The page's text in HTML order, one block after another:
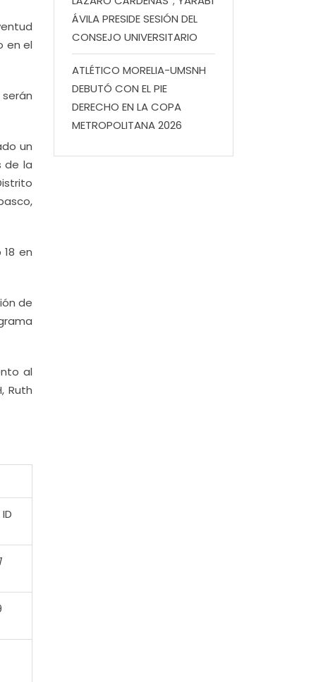
en el
un
de la
en
de
al
Ruth
ÁVILA PRESIDE SESIÓN DEL
CONSEJO UNIVERSITARIO
ATLÉTICO MORELIA-UMSNH
DEBUTÓ CON EL PIE
DERECHO EN LA COPA
METROPOLITANA 2026